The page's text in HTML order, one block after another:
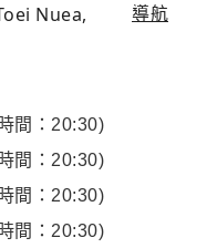
Nuea,
導航
間：20:30)
間：20:30)
間：20:30)
間：20:30)